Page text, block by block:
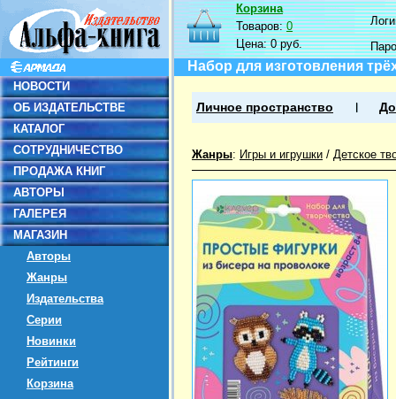
НОВОСТИ
ОБ ИЗДАТЕЛЬСТВЕ
КАТАЛОГ
СОТРУДНИЧЕСТВО
ПРОДАЖА КНИГ
АВТОРЫ
ГАЛЕРЕЯ
МАГАЗИН
Авторы
Жанры
Издательства
Серии
Новинки
Рейтинги
Корзина
Корзина
Товаров:0
Цена:0 руб.
Набор для изготовления
Личное пространство
Жанры: Игры и игрушки / Детское